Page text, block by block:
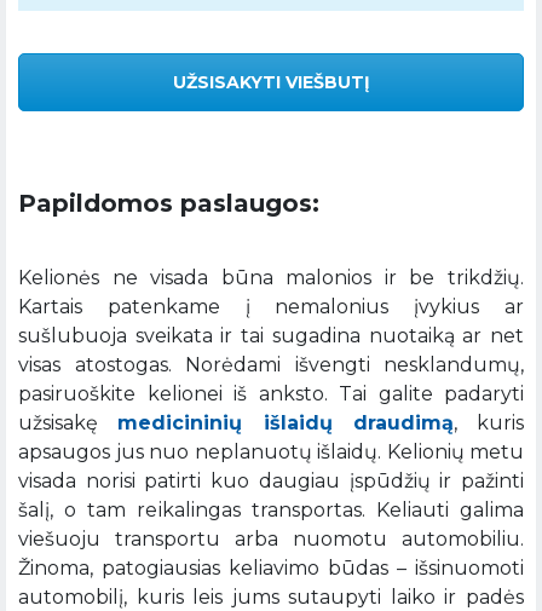
UŽSISAKYTI VIEŠBUTĮ
Papildomos paslaugos:
Kelionės ne visada būna malonios ir be trikdžių.
Kartais patenkame į nemalonius įvykius ar
sušlubuoja sveikata ir tai sugadina nuotaiką ar net
visas atostogas. Norėdami išvengti nesklandumų,
pasiruoškite kelionei iš anksto. Tai galite padaryti
užsisakę medicininių išlaidų draudimą, kuris
apsaugos jus nuo neplanuotų išlaidų. Kelionių metu
visada norisi patirti kuo daugiau įspūdžių ir pažinti
šalį, o tam reikalingas transportas. Keliauti galima
viešuoju transportu arba nuomotu automobiliu.
Žinoma, patogiausias keliavimo būdas – išsinuomoti
automobilį, kuris leis jums sutaupyti laiko ir padės